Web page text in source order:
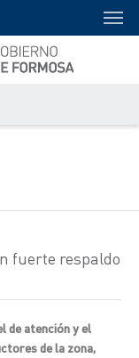
fuerte respaldo
de atención y el
de la zona,